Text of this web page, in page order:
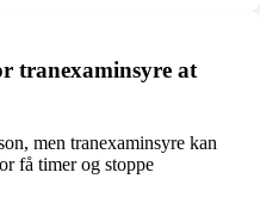
tranexaminsyre at
men tranexaminsyre kan
få timer og stoppe